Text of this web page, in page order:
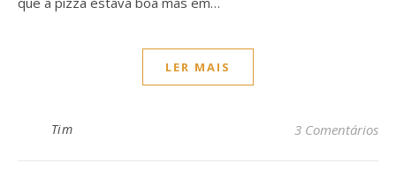
LER MAIS
Tim 3 Comentários